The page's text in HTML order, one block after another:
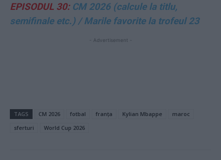
EPISODUL 30:CM 2026 (calcule la titlu,
semifinale etc.) / Marile favorite la trofeul 23
- Advertisement -
TAGS CM 2026 fotbal franța Kylian Mbappe
maroc
sferturi
World Cup 2026